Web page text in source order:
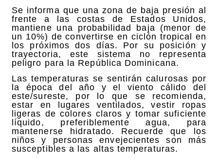
Se informa que una zona de baja presión al
frente a las costas de Estados Unidos,
mantiene una probabilidad baja (menor de
un 10%) de convertirse en ciclón tropical en
los próximos dos días. Por su posición y
trayectoria, este sistema no representa
peligro para la República Dominicana.
Las temperaturas se sentirán calurosas por
la época del año y el viento cálido del
este/sureste, por lo que se recomienda,
estar en lugares ventilados, vestir ropas
ligeras de colores claros y tomar suficiente
líquido, preferiblemente agua, para
mantenerse hidratado. Recuerde que los
niños y personas envejecientes son más
susceptibles a las altas temperaturas.